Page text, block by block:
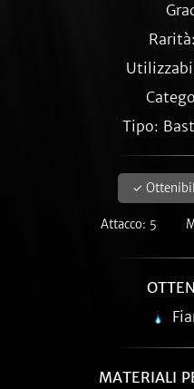
Rarità:
Tipo:
✓
Attacco: 5
MATERIALI